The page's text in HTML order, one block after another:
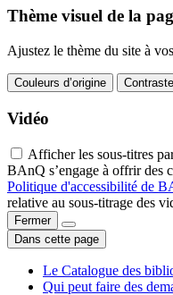
Thème visuel de la
Ajustez le thème du site à
Couleurs d’origine
Vidéo
Afficher les sous-titres
BAnQ s’engage à offrir des
Politique d'accessibilité de
relative au sous-titrage des
Fermer
Dans cette page
Le Catalogue des
Qui peut faire des